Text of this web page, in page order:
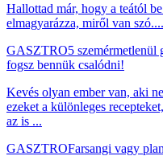
Hallottad már, hogy a teától
elmagyarázza, miről van szó....
GASZTRO5 szemérmetlenül
fogsz bennük csalódni!
Kevés olyan ember van, aki
ezeket a különleges
az is ...
GASZTROFarsangi vagy